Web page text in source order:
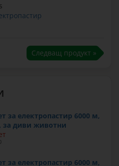
Следващ продукт »
за електропастир 6000 м,
за диви животни
за електропастир 6000 м,